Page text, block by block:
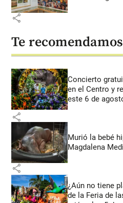
share
Te recomendamos
Concierto
en el Centro y
este 6 de
share
Murió la bebé
Magdalena
share
¿Aún no tiene
de la Feria de